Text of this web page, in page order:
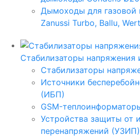
Дымоходы для газовой
Zanussi Turbo, Ballu,
Стабилизаторы напряжения
Стабилизаторы
Источники
(ИБП)
GSM-
Устройства защиты от
перенапряжений (УЗИП)